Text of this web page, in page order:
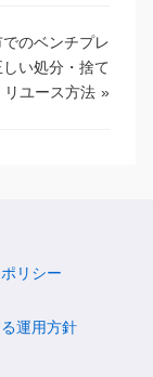
のベンチプレ
しい処分・捨て
リユース方法 »
リシー
運用方針